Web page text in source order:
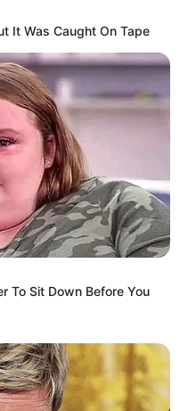
&
It Was Caught On Tape
To Sit Down Before You